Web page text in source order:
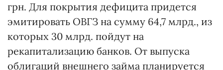
грн. Для покрытия дефицита придется
эмитировать ОВГЗ на сумму 64,7 млрд., из
которых 30 млрд. пойдут на
рекапитализацию банков. От выпуска
облигаций внешнего займа планируется